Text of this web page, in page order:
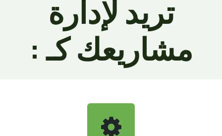
تريد لإدارة
مشاريعك كـ :